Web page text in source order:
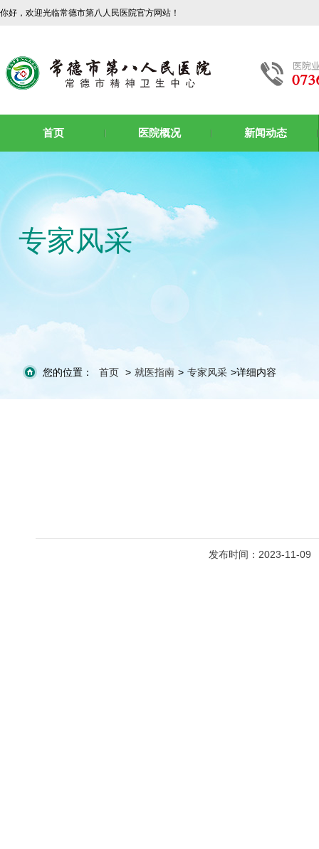
你好，欢迎光临常德市第八人民医院官方网站！
首页 医院概况 新闻动态
专家风采
您的位置： 首页 > 就医指南 > 专家风采 >详细内容
发布时间：2023-11-09